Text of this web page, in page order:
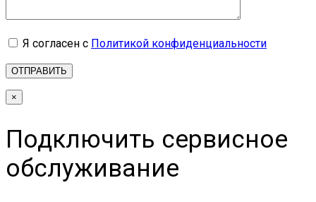
Я согласен с Политикой конфиденциальности
×
Подключить сервисное
обслуживание